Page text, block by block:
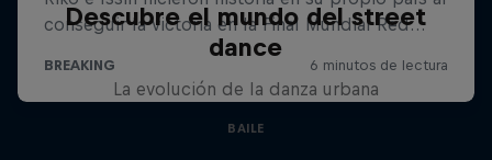
Descubre el mundo del street
dance
La evolución de la danza urbana
BAILE